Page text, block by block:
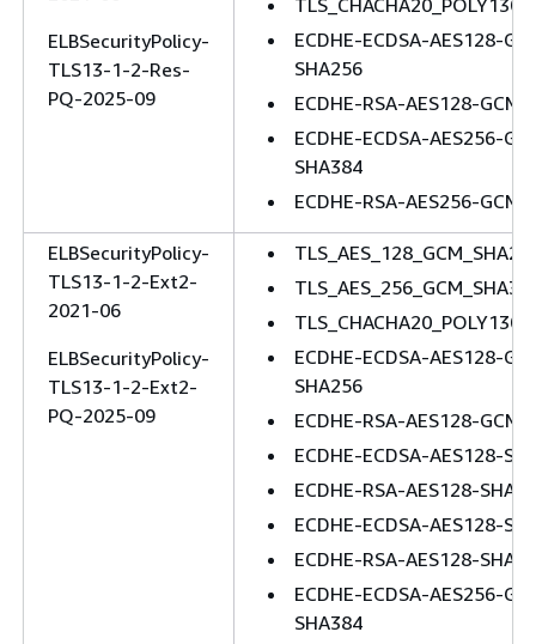
ELBSecurityPolicy-
TLS13-1-2-Res-
PQ-2025-09
ECDHE-ECDSA-AES128-
SHA256
ECDHE-RSA-AES128-GCM-
ECDHE-ECDSA-AES256-
SHA384
ECDHE-RSA-AES256-GCM-
ELBSecurityPolicy-
TLS13-1-2-Ext2-
2021-06
ELBSecurityPolicy-
TLS13-1-2-Ext2-
PQ-2025-09
ECDHE-ECDSA-AES128-
SHA256
ECDHE-RSA-AES128-GCM-
ECDHE-ECDSA-AES128-
ECDHE-RSA-AES128-
ECDHE-ECDSA-AES128-
ECDHE-RSA-AES128-SHA
ECDHE-ECDSA-AES256-
SHA384